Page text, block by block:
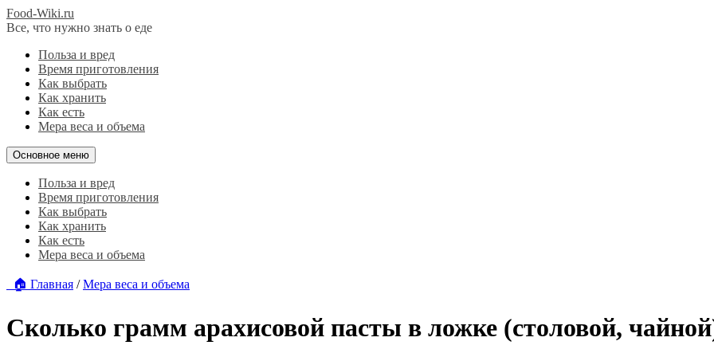
Food-Wiki.ru
Все, что нужно знать о еде
Польза и вред
Время приготовления
Как выбрать
Как хранить
Как есть
Мера веса и объема
Основное меню
Польза и вред
Время приготовления
Как выбрать
Как хранить
Как есть
Мера веса и объема
🏠 Главная /Мера веса и объема
Сколько грамм арахисовой пасты в ложке (столовой,